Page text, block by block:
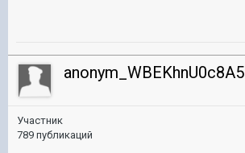
anonym_WBEKhnU0c8A5
Участник
789 публикаций